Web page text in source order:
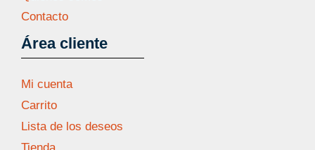
Contacto
Área cliente
Mi cuenta
Carrito
Lista de los deseos